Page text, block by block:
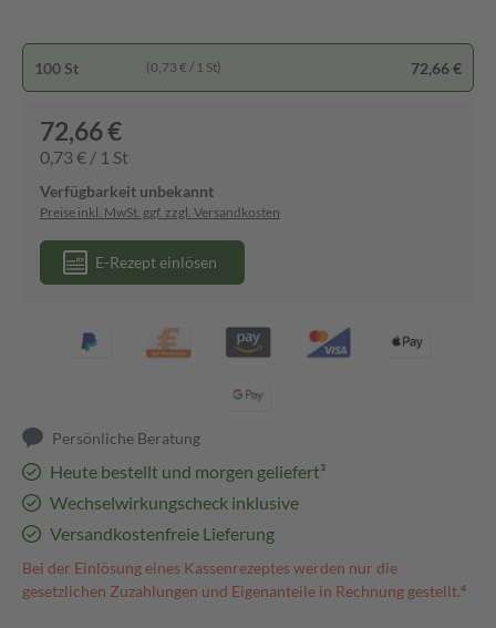
100 St (0,73 € / 1 St) 72,66 €
72,66 €
0,73 € / 1 St
Verfügbarkeit unbekannt
Preise inkl. MwSt. ggf. zzgl. Versandkosten
E-Rezept einlösen
Persönliche Beratung
Heute bestellt und morgen geliefert³
Wechselwirkungscheck inklusive
Versandkostenfreie Lieferung
Bei der Einlösung eines Kassenrezeptes werden nur die
gesetzlichen Zuzahlungen und Eigenanteile in Rechnung gestellt.⁴